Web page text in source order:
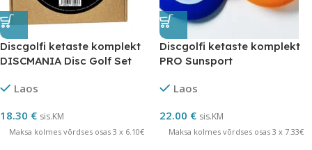
Discgolfi ketaste komplekt
DISCMANIA Disc Golf Set
Laos
18.30 € sis.KM
Maksa kolmes võrdses osas 3 x 6.10€
Discgolfi ketaste komplekt
PRO Sunsport
Laos
22.00 € sis.KM
Maksa kolmes võrdses osas 3 x 7.33€